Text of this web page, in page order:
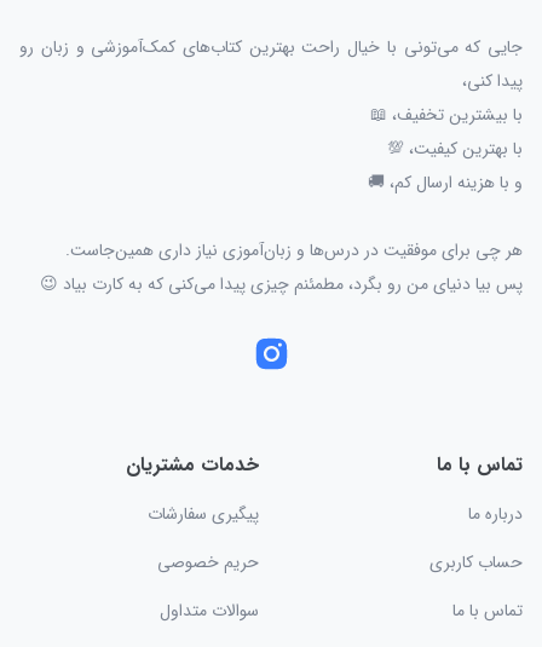
جایی که می‌تونی با خیال راحت بهترین کتاب‌های کمک‌آموزشی و زبان رو
پیدا کنی،
با بیشترین تخفیف، 📖
با بهترین کیفیت، 💯
و با هزینه ارسال کم، 🚚
هر چی برای موفقیت در درس‌ها و زبان‌آموزی نیاز داری همین‌جاست.
پس بیا دنیای من رو بگرد، مطمئنم چیزی پیدا می‌کنی که به کارت بیاد 😉
تماس با ما
درباره ما
حساب کاربری
تماس با ما
خدمات مشتریان
پیگیری سفارشات
حریم خصوصی
سوالات متداول